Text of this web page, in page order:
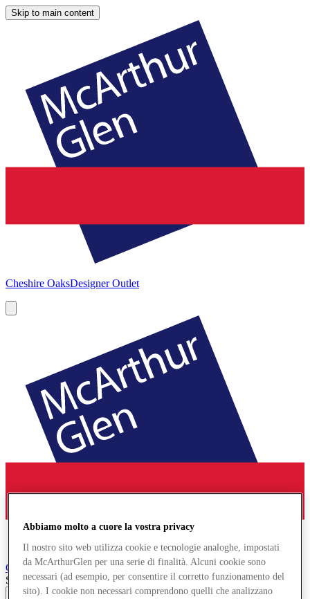
Skip to main content
Cheshire OaksDesigner Outlet
Cheshire OaksDesigner Outlet
Search input
Abbiamo molto a cuore la vostra privacy
Il nostro sito web utilizza cookie e tecnologie analoghe, impostati
da McArthurGlen per una serie di finalità. Alcuni cookie sono
necessari (ad esempio, per consentire il corretto funzionamento del
sito). I cookie non necessari comprendono quelli che analizzano